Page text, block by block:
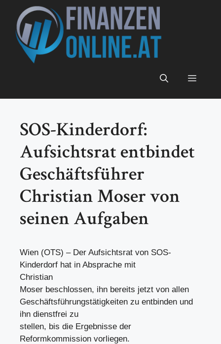
Inhalt
springen
Menü
SOS-Kinderdorf:
Aufsichtsrat entbindet
Geschäftsführer
Christian Moser von
seinen Aufgaben
Wien (OTS) – Der Aufsichtsrat von SOS-
Kinderdorf hat in Absprache mit
Christian
Moser beschlossen, ihn bereits jetzt von allen
Geschäftsführungstätigkeiten zu entbinden und
ihn dienstfrei zu
stellen, bis die Ergebnisse der
Reformkommission vorliegen.